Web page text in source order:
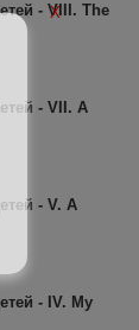
- VIII. The
- VII. A
- V. A
- IV. My
X